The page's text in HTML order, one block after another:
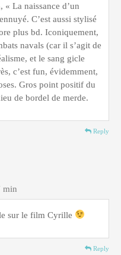
La naissance d’un
C’est aussi stylisé
plus bd. Iconiquement,
navals (car il s’agit de
et le sang gicle
c’est fun, évidemment,
Gros point positif du
de bordel de merde.
Reply
min
sur le film Cyrille
Reply